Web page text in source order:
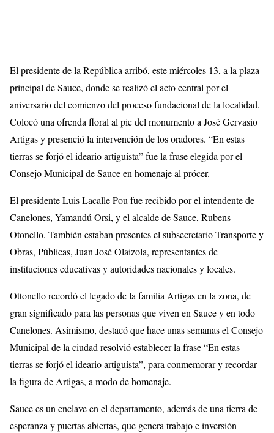
El presidente de la República arribó, este miércoles 13, a la plaza
principal de Sauce, donde se realizó el acto central por el
aniversario del comienzo del proceso fundacional de la localidad.
Colocó una ofrenda floral al pie del monumento a José Gervasio
Artigas y presenció la intervención de los oradores. “En estas
tierras se forjó el ideario artiguista” fue la frase elegida por el
Consejo Municipal de Sauce en homenaje al prócer.
El presidente Luis Lacalle Pou fue recibido por el intendente de
Canelones, Yamandú Orsi, y el alcalde de Sauce, Rubens
Otonello. También estaban presentes el subsecretario Transporte y
Obras, Públicas, Juan José Olaizola, representantes de
instituciones educativas y autoridades nacionales y locales.
Ottonello recordó el legado de la familia Artigas en la zona, de
gran significado para las personas que viven en Sauce y en todo
Canelones. Asimismo, destacó que hace unas semanas el Consejo
Municipal de la ciudad resolvió establecer la frase “En estas
tierras se forjó el ideario artiguista”, para conmemorar y recordar
la figura de Artigas, a modo de homenaje.
Sauce es un enclave en el departamento, además de una tierra de
esperanza y puertas abiertas, que genera trabajo e inversión